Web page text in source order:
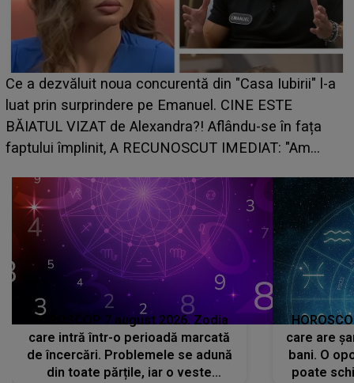
din "Casa Iubirii" l-a
CINE ESTE
Aflându-se în fața
IMEDIAT: "Am
HOROSCOP de weekend, 8-9
care riscă să rămână fără
grabă îi aduce pierderi
planurile peste cap
HOROSCOP 7 august 2026. Zodia
care intră într-o perioadă marcată
de încercări. Problemele se adună
din toate părțile, iar o veste
care are
bani. O
poate